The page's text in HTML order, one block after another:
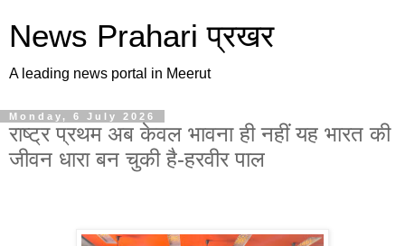
News Prahari प्रखर
A leading news portal in Meerut
Monday, 6 July 2026
राष्ट्र प्रथम अब केवल भावना ही नहीं यह भारत की
जीवन धारा बन चुकी है-हरवीर पाल